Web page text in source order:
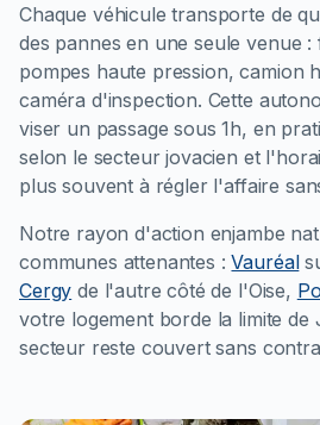
Chaque véhicule transporte de
des pannes en une seule venue
pompes haute pression, camion
caméra d'inspection. Cette
viser un passage sous 1h, en
selon le secteur jovacien et
plus souvent à régler l'affaire
Notre rayon d'action enjambe
communes attenantes :Vauréal
Cergy de l'autre côté de l'Oise,
votre logement borde la limite
secteur reste couvert sans